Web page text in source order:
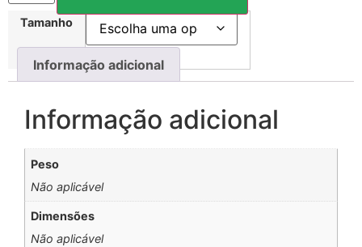
Tamanho
Informação adicional
Informação adicional
Peso
Não aplicável
Dimensões
Não aplicável